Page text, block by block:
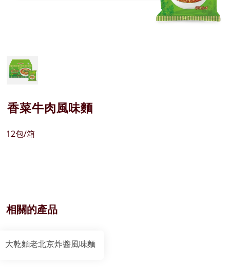
香菜牛肉風味麵
12包/箱
相關的產品
大乾麵老北京炸醬風味麵